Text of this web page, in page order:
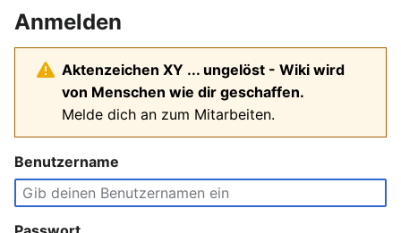
Anmelden
Aktenzeichen XY ... ungelöst - Wiki wird
von Menschen wie dir geschaffen.
Melde dich an zum Mitarbeiten.
Benutzername